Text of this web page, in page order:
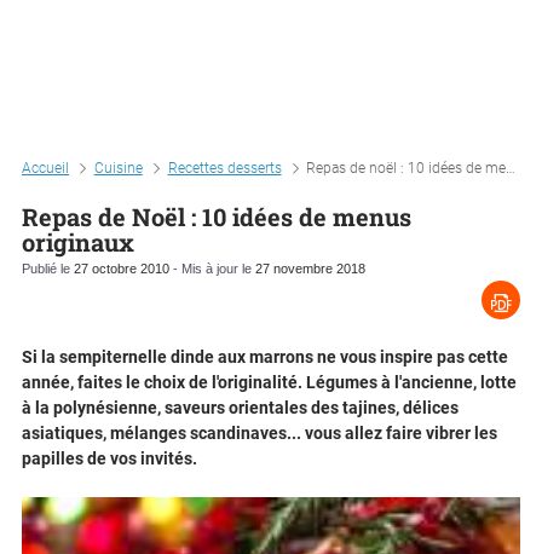
Accueil Cuisine Recettes desserts Repas de noël : 10 idées de menus originaux
Repas de Noël : 10 idées de menus
originaux
Publié le 27 octobre 2010 - Mis à jour le 27 novembre 2018
Si la sempiternelle dinde aux marrons ne vous inspire pas cette
année, faites le choix de l'originalité. Légumes à l'ancienne, lotte
à la polynésienne, saveurs orientales des tajines, délices
asiatiques, mélanges scandinaves... vous allez faire vibrer les
papilles de vos invités.